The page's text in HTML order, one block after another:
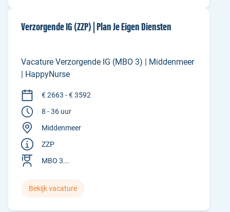
Verzorgende IG (ZZP) | Plan Je Eigen Diensten
Vacature Verzorgende IG (MBO 3) | Middenmeer
| HappyNurse
€ 2663 - € 3592
8 - 36 uur
Middenmeer
ZZP
MBO 3...
Bekijk vacature